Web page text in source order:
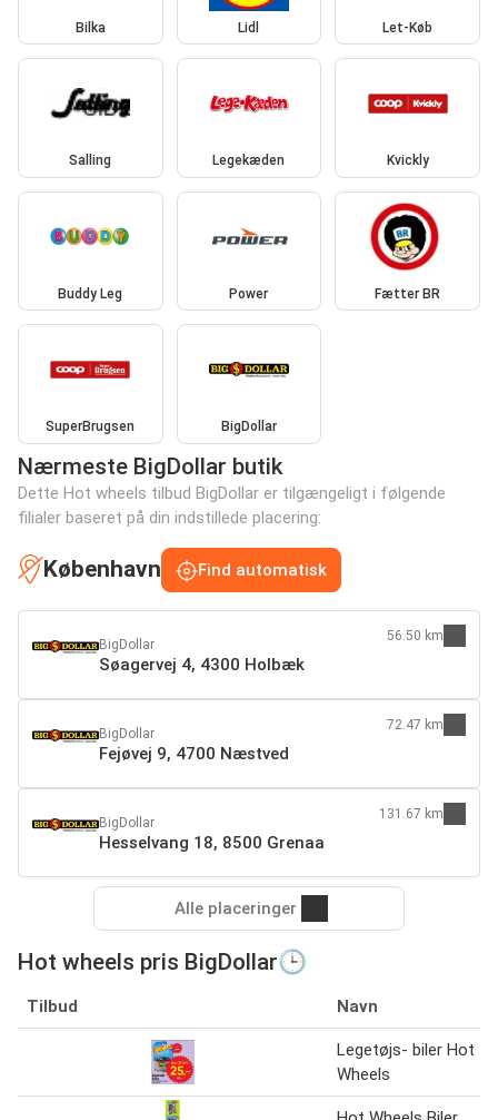
Bilka Lidl Let-Køb
Salling Legekæden Kvickly
Buddy Leg Power Fætter BR
SuperBrugsen BigDollar
Nærmeste BigDollar butik
Dette Hot wheels tilbud BigDollar er tilgængeligt i følgende
filialer baseret på din indstillede placering:
København Find automatisk
BigDollar
Søagervej 4, 4300 Holbæk
56.50 km
BigDollar
Fejøvej 9, 4700 Næstved
72.47 km
BigDollar
Hesselvang 18, 8500 Grenaa
131.67 km
Alle placeringer
Hot wheels pris BigDollar🕒
Tilbud Navn
Legetøjs- biler Hot
Wheels